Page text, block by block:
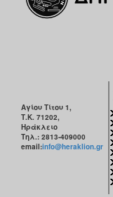
Αγίου Τίτου 1,
Τ.Κ. 71202,
Ηράκλειο
Τηλ.: 2813-409000
email:info@heraklion.gr